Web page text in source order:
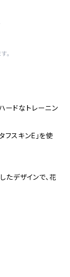
。
ードなトレーニン
フスキンE」を使
たデザインで、花